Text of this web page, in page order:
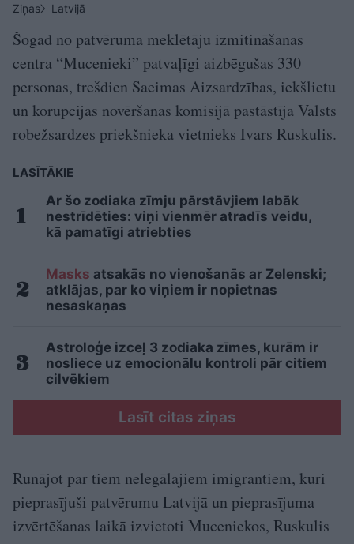
Ziņas
Latvijā
Šogad no patvēruma meklētāju izmitināšanas
centra “Mucenieki” patvaļīgi aizbēgušas 330
personas, trešdien Saeimas Aizsardzības, iekšlietu
un korupcijas novēršanas komisijā pastāstīja Valsts
robežsardzes priekšnieka vietnieks Ivars Ruskulis.
LASĪTĀKIE
Ar šo zodiaka zīmju pārstāvjiem labāk
nestrīdēties: viņi vienmēr atradīs veidu,
kā pamatīgi atriebties
Masks atsakās no vienošanās ar Zelenski;
atklājas, par ko viņiem ir nopietnas
nesaskaņas
Astroloģe izceļ 3 zodiaka zīmes, kurām ir
nosliece uz emocionālu kontroli pār citiem
cilvēkiem
Lasīt citas ziņas
Runājot par tiem nelegālajiem imigrantiem, kuri
pieprasījuši patvērumu Latvijā un pieprasījuma
izvērtēšanas laikā izvietoti Muceniekos, Ruskulis